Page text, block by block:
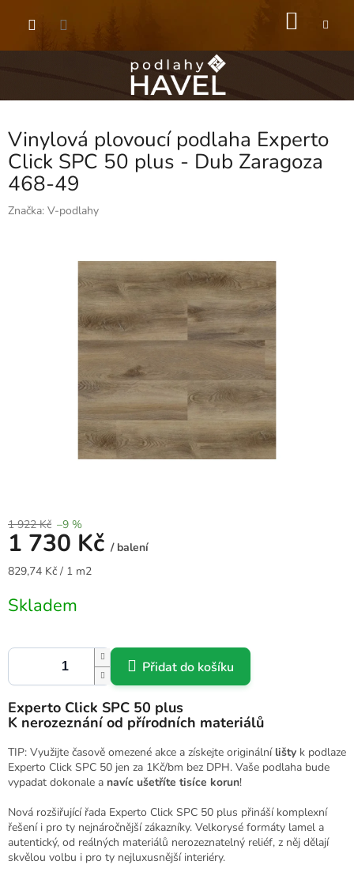
Vinylová plovoucí podlaha Experto
Click SPC 50 plus - Dub Zaragoza
468-49
Značka: V-podlahy
1 922 Kč –9 %
1 730 Kč / balení
Měrná
829,74 Kč / 1 m2
Skladem
Přidat do košíku
Experto Click SPC 50 plus
K nerozeznání od přírodních materiálů
TIP: Využijte časově omezené akce a získejte originální lišty k podlaze
Experto Click SPC 50 jen za 1Kč/bm bez DPH. Vaše podlaha bude
vypadat dokonale a navíc ušetříte tisíce korun!
Nová rozšiřující řada Experto Click SPC 50 plus přináší komplexní
řešení i pro ty nejnáročnější zákazníky. Velkorysé formáty lamel a
autentický, od reálných materiálů nerozeznatelný reliéf, z něj dělají
skvělou volbu i pro ty nejluxusnější interiéry.